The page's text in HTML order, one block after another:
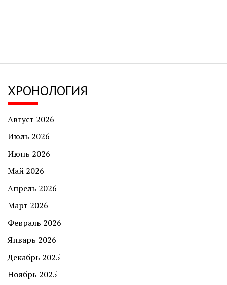
ХРОНОЛОГИЯ
Август 2026
Июль 2026
Июнь 2026
Май 2026
Апрель 2026
Март 2026
Февраль 2026
Январь 2026
Декабрь 2025
Ноябрь 2025